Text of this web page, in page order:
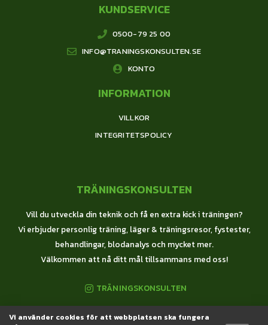
KUNDSERVICE
0500-79 25 00
INFO@TRANINGSKONSULTEN.SE
KONTO
INFORMATION
VILLKOR
INTEGRITETSPOLICY
TRÄNINGSKONSULTEN
Vill du utveckla din teknik och få en extra kick i träningen?
Vi erbjuder personlig träning, läger & träningsresor, fystester,
behandlingar, blodanalys och mycket mer.
Välkommen att nå ditt mål tillsammans med oss!
TRÄNINGSKONSULTEN
© 2020 Träningskonsulten All Rights Reserved
Vi använder cookies för att webbplatsen ska fungera